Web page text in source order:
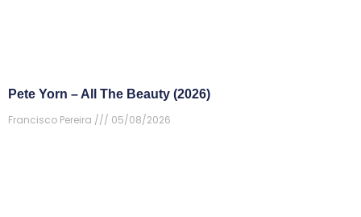
Pete Yorn – All The Beauty (2026)
Francisco Pereira
05/08/2026